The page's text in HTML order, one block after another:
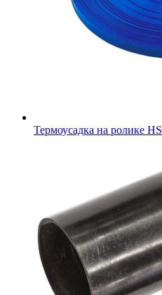
Термоусадка на ролике HS